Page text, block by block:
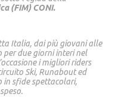
(FIM) CONI.
Italia, dai più giovani alle
per due giorni interi nel
i migliori riders
Ski, Runabout ed
in sfide spettacolari,